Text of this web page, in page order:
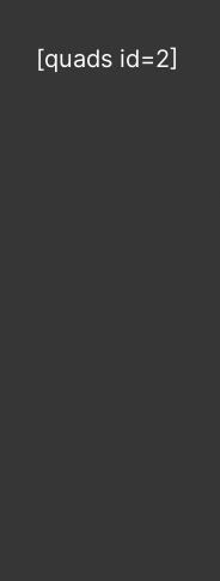
[quads id=2]